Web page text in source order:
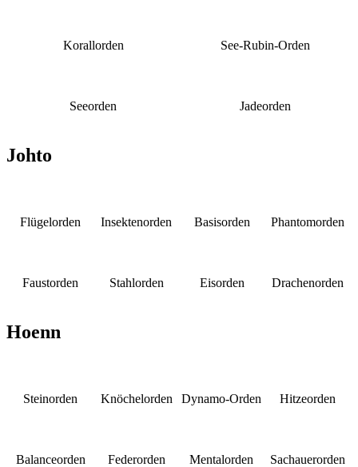
Korallorden See-Rubin-Orden
Seeorden Jadeorden
Johto
Flügelorden Insektenorden Basisorden Phantomorden
Faustorden Stahlorden Eisorden Drachenorden
Hoenn
Steinorden Knöchelorden Dynamo-Orden Hitzeorden
Balanceorden Federorden Mentalorden Sachauerorden